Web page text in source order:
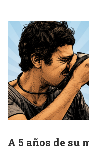
A 5 años de su